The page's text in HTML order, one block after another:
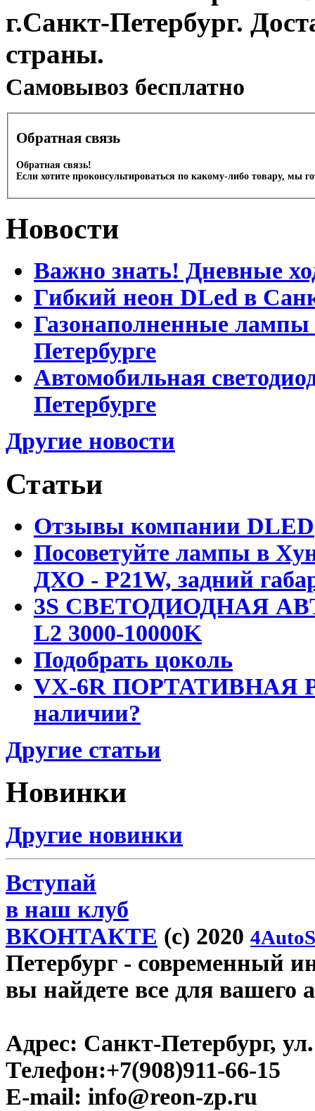
г.Санкт-Петербург.
страны.
Cамовывоз бесплатно
Обратная связь
Обратная связь!
Если хотите проконсультироваться по какому-либо товару, мы
Новости
Важно знать! Дневные
Гибкий неон DLed в
Газонаполненные
Петербурге
Автомобильная
Петербурге
Другие новости
Статьи
Отзывы компании DLED
Посоветуйте лампы в
ДХО - P21W, задний
3S СВЕТОДИОДНАЯ
L2 3000-10000K
Подобрать цоколь
VX-6R ПОРТАТИВНАЯ
наличии?
Другие статьи
Новинки
Другие новинки
Вступай
в наш клуб
ВКОНТАКТЕ (c) 2020
Петербург - современный
вы найдете все для вашего
Адрес: Санкт-Петербург,
Телефон:+7(908)911-66-15
E-mail: info@reon-zp.ru